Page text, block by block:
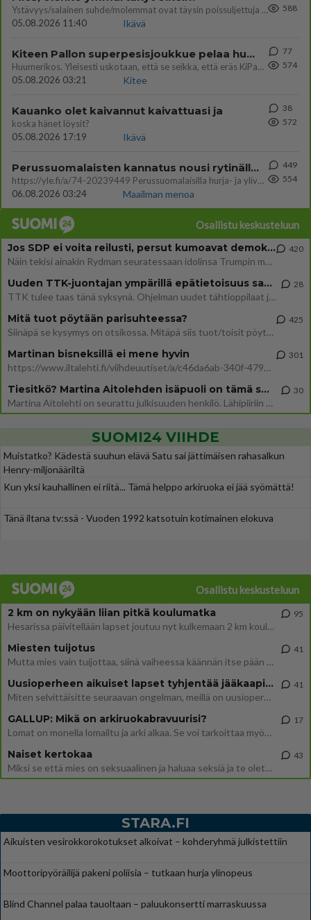
Ystävyys/salainen suhde/molemmat ovat täysin poissuljettuja asioita? Nainen
05.08.2026 11:40
Ikävä
588
Kiteen Pallon superpesisjoukkue pelaa huumeiden vaikutuksen alaisena
Huumerikos. Yleisesti uskotaan, että se seikka, että eräs KiPan pelaaja kärähtää huumeista, on vain jäävuoren huippu. M
05.08.2026 03:21
Kitee
77
574
Kauanko olet kaivannut kaivattuasi ja
koska hänet löysit?
05.08.2026 17:19
Ikävä
38
572
Perussuomalaisten kannatus nousi rytinällä Ylen tänään julkaisemassa tuoreimmassa gallup-kyselyssä.
https://yle.fi/a/74-20239449 Perussuomalaisilla hurja- ja ylivoimaisesti suurin nousu tässä uudessa Ylen gallupissa. Kyl
06.08.2026 03:24
Maailman menoa
449
554
Osallistu keskusteluun
Jos SDP ei voita reilusti, persut kumoavat demokratian Suomesta
Näin tekisi ainakin Rydman seuratessaan idolinsa Trumpin mallia https://www.is.fi/politiikka/art-2000012187244.html
420
Uuden TTK-juontajan ympärillä epätietoisuus sakenee - Nyt MTV hämmentää soppaa
TTK tulee taas tänä syksynä. Ohjelman uudet tähtioppilaat julkistetaan torstaina 6. elokuuta klo 14 alkavassa lehdistö
28
Mitä tuot pöytään parisuhteessa?
Siinäpä se kysymys on otsikossa. Mitäpä siis tuot/toisit pöytään parisuhteessa? Oletko mies vai nainen? Koetko sen mitä
425
Martinan bisneksillä ei mene hyvin
https://www.iltalehti.fi/viihdeuutiset/a/c46da6ab-340f-4790-aaa7-0865eed2336 Yrityksen konkurssihakemus on tullut kärä
301
Tiesitkö? Martina Aitolehden isäpuoli on tämä suosittu laulaja
Martina Aitolehti on seurattu julkisuuden henkilö. Lähipiiriin mahtuu muitakin tunnettuja henkilöitä. Tiesitkö, että Ma
30
SUOMI24 VIIHDE
Muistatko? Kädestä suuhun elävä Satu sai jättimäisen rahasalkun
Henry-miljonääriltä
Kun yksi kauhallinen ei riitä... Tämä helppo arkiruoka ei jää syömättä!
Tänä iltana tv:ssä - Vuoden 1992 katsotuin kotimainen elokuva
Osallistu keskusteluun
2 km on nykyään liian pitkä koulumatka
Hesarissa päivitellään lapset joutuu nyt kulkemaan 2 km kouluun jösses. Ruostefillarilla tuo matka menee vaikka miten äk
95
Miesten tuijotus
Mutta mies vain tuijottaa, siinä vaiheessa käännän itse pään pois. Mikä juttu? Yleensä jos joku tuijottaa tai katsoo, hä
41
Uusioperheen aikuiset lapset tyhjentää jääkaapin käydessään
Miten selvittäisitte seuraavan ongelman, meillä on uusioperhe, minulla teini-ikäiset lapset ja puolisolla aikuiset, jotk
41
GALLUP: Mikä on arkiruokabravuurisi?
Lomat on monella lomailtu ja arki alkaa. Se voi tarkoittaa myös sitä, että grillailut on grillattu ja palataan arjen ruo
17
Naiset kertokaa
Miksi se että mies on seksuaalinen ja haluaa seksiä ja te olette hänen mielestänne haluttava on vastenmielistä? Mikä sii
43
STARA.FI
Aikuisten vesirokkorokotukset alkoivat – kohderyhmä julkistettiin
Moottoripyöräilijä pakeni poliisia – tutkaan hurja ylinopeus
Blind Channel palaa tauoltaan – paluukonsertti marraskuussa